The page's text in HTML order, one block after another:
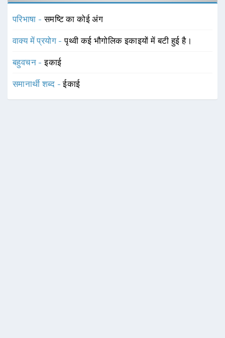
परिभाषा -समष्टि का कोई अंग
वाक्य में प्रयोग -पृथ्वी कई भौगोलिक इकाइयों में बटी हुई है।
बहुवचन -इकाई
समानार्थी शब्द -ईकाई